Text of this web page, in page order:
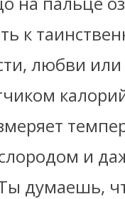
к
любви или
и
думаешь,